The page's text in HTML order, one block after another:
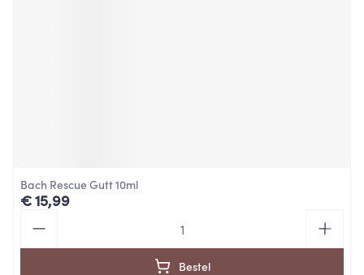
Bach Rescue Gutt 10ml
€ 15,99
Bestel